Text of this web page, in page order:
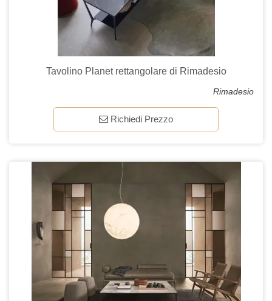
Tavolino Planet rettangolare di Rimadesio
Rimadesio
Richiedi Prezzo